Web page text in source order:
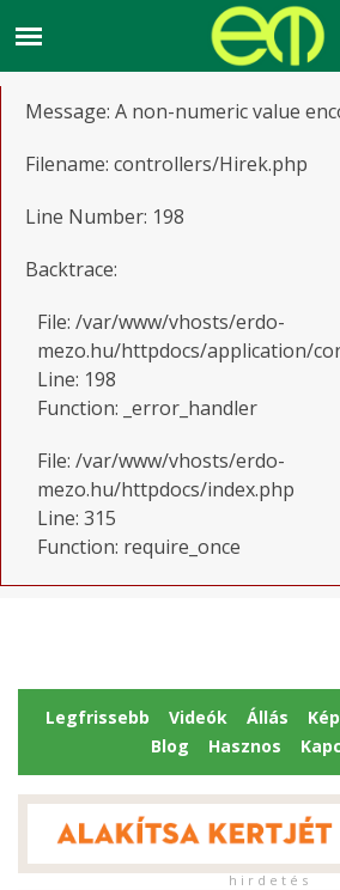
A PHP Error was encountered
Message: A non-numeric value
Filename: controllers/Hirek.php
Line Number: 198
Backtrace:
File: /var/www/vhosts/erdo-
mezo.hu/httpdocs/application/
Line: 198
Function: _error_handler
File: /var/www/vhosts/erdo-
mezo.hu/httpdocs/index.php
Line: 315
Function: require_once
Legfrissebb Videók Állás
Blog
Hasznos
h i r d e t é s